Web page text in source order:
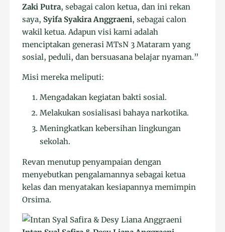
Zaki Putra, sebagai calon ketua, dan ini rekan
saya, Syifa Syakira Anggraeni, sebagai calon
wakil ketua. Adapun visi kami adalah
menciptakan generasi MTsN 3 Mataram yang
sosial, peduli, dan bersuasana belajar nyaman.”
Misi mereka meliputi:
Mengadakan kegiatan bakti sosial.
Melakukan sosialisasi bahaya narkotika.
Meningkatkan kebersihan lingkungan
sekolah.
Revan menutup penyampaian dengan
menyebutkan pengalamannya sebagai ketua
kelas dan menyatakan kesiapannya memimpin
Orsima.